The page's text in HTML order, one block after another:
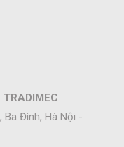
TRADIMEC
Ba Đình, Hà Nội -